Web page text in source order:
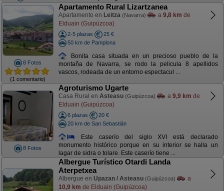
8 Fotos
(1 comentario)
Apartamento Rural Lizartzanea
Apartamento en Leitza (Navarra) a 9,8 km de
Elduain (Guipúzcoa)
2-5 plazas
25 €
50 km de Pamplona
Bonita casa situada en un precioso pueblo de la
montaña de Navarra, se rodo la pelicula 8 apellidos
vascos, rodeada de un entorno espectacul ...
8 Fotos
Agroturismo Ugarte
Casa Rural en Asteasu (Guipúzcoa) a 9,9 km de
Elduain (Guipúzcoa)
6 plazas
20 €
20 km de San Sebastián
Este caserío del siglo XVI está declarado
monumento histórico porque en su interior se halla un
lagar de sidra o tolare. Este caserío tiene ...
Albergue Turístico Otardi Landa
Aterpetxea
Albergue en Upazan / Asteasu (Guipúzcoa)
a
10,9 km de Elduain (Guipúzcoa)